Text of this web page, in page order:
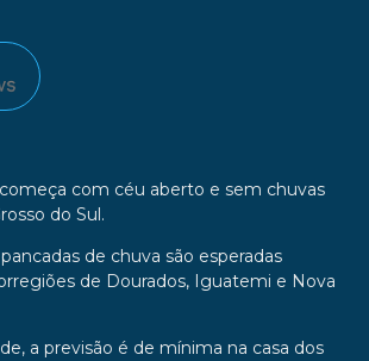
começa com céu aberto e sem chuvas
do Sul.
de chuva são esperadas
de Dourados, Iguatemi e Nova
a previsão é de mínima na casa dos